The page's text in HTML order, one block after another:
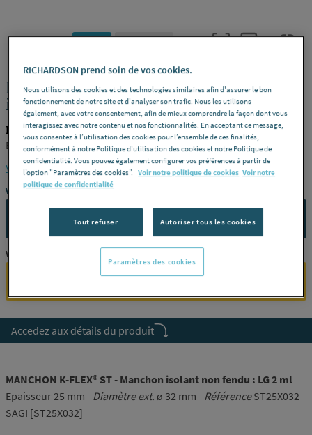
K-FLEX REF : 288LQ
MANCHON K-FLEX® ST - Manchon
isolant non fendu : LG 2 ml
K-FLEX ST25X032
Epaisseur 25 mm -Diamètre ext.ø 32 mm -RéférenceST25X032
Voir la description complète
Vous avez un projet ?
CONTACTEZ-NOUS
Vous êtes un professionnel ?
Accedez aux détails du produit
MANCHON K-FLEX® ST - Manchon isolant non fendu : LG 2 ml
Epaisseur 25 mm - Diamètre ext. ø 32 mm - RéférenceST25X032
SAGI [ST25X032]
RICHARDSON prend soin de vos cookies.
Nous utilisons des cookies et des technologies similaires afin d'assurer le bon
fonctionnement de notre site et d'analyser son trafic. Nous les utilisons
également, avec votre consentement, afin de mieux comprendre la façon dont vous
interagissez avec notre contenu et nos fonctionnalités. En acceptant ce message,
vous consentez à l’utilisation des cookies pour l’ensemble de ces finalités,
conformément à notre Politique d'utilisation des cookies et notre Politique de
confidentialité. Vous pouvez également configurer vos préférences à partir de
l’option "Paramètres des cookies”. Voir notre politique de cookies Voir notre
politique de confidentialité
Tout refuser Autoriser tous les cookies
Paramètres des cookies